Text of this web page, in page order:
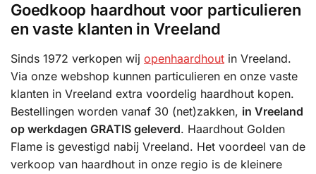
Goedkoop haardhout voor particulieren
en vaste klanten in Vreeland
Sinds 1972 verkopen wij openhaardhout in Vreeland.
Via onze webshop kunnen particulieren en onze vaste
klanten in Vreeland extra voordelig haardhout kopen.
Bestellingen worden vanaf 30 (net)zakken, in Vreeland
op werkdagen GRATIS geleverd. Haardhout Golden
Flame is gevestigd nabij Vreeland. Het voordeel van de
verkoop van haardhout in onze regio is de kleinere